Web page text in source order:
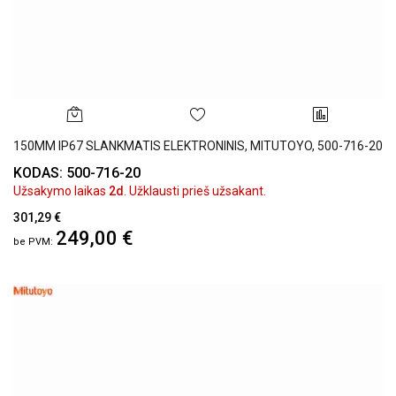
150MM IP67 SLANKMATIS ELEKTRONINIS, MITUTOYO, 500-716-20
KODAS: 500-716-20
Užsakymo laikas 2d . Užklausti prieš užsakant.
301,29 €
249,00 €